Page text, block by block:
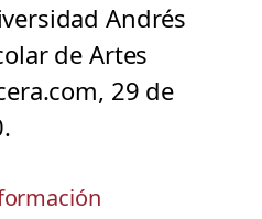
Andrés
de Artes
29 de